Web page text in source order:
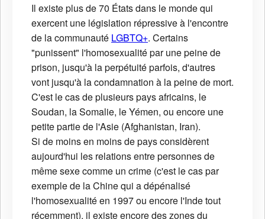
Il existe plus de 70 États dans le monde qui
exercent une législation répressive à l'encontre
de la communauté LGBTQ+. Certains
"punissent" l'homosexualité par une peine de
prison, jusqu'à la perpétuité parfois, d'autres
vont jusqu'à la condamnation à la peine de mort.
C'est le cas de plusieurs pays africains, le
Soudan, la Somalie, le Yémen, ou encore une
petite partie de l'Asie (Afghanistan, Iran).
Si de moins en moins de pays considèrent
aujourd'hui les relations entre personnes de
même sexe comme un crime (c'est le cas par
exemple de la Chine qui a dépénalisé
l'homosexualité en 1997 ou encore l'Inde tout
récemment), il existe encore des zones du